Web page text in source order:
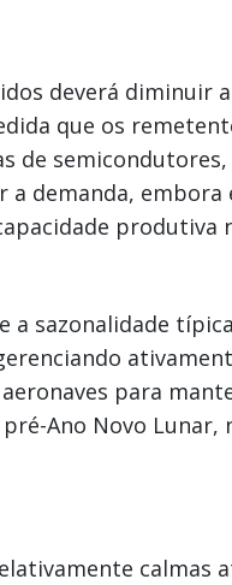
deverá diminuir
que os
de semicondutores,
demanda, embora
produtiva
a sazonalidade
para
Ano Novo Lunar,
calmas